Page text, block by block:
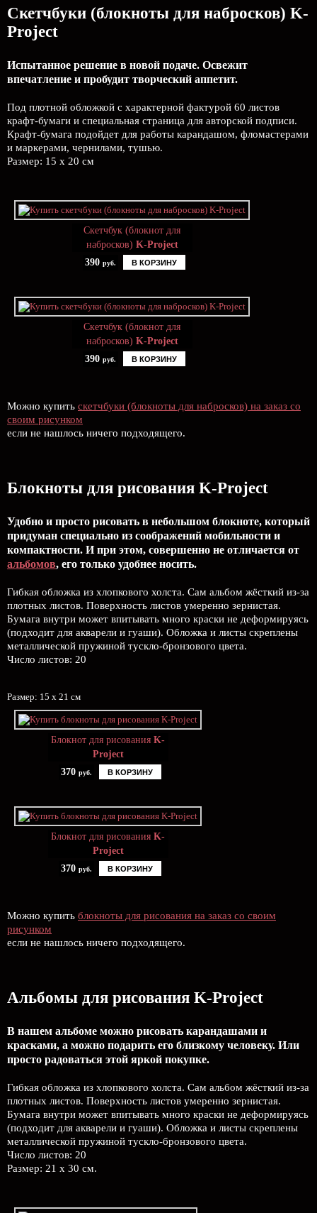
Скетчбуки (блокноты для набросков) K-
Project
Испытанное решение в новой подаче. Освежит
впечатление и пробудит творческий аппетит.
Под плотной обложкой с характерной фактурой 60 листов
крафт-бумаги и специальная страница для авторской подписи.
Крафт-бумага подойдет для работы карандашом, фломастерами
и маркерами, чернилами, тушью.
Размер: 15 х 20 см
Скетчбук (блокнот для
набросков) K-Project
390 руб. В КОРЗИНУ
Скетчбук (блокнот для
набросков) K-Project
390 руб. В КОРЗИНУ
Можно купить скетчбуки (блокноты для набросков) на заказ со
своим рисунком
если не нашлось ничего подходящего.
Блокноты для рисования K-Project
Удобно и просто рисовать в небольшом блокноте, который
придуман специально из соображений мобильности и
компактности. И при этом, совершенно не отличается от
альбомов, его только удобнее носить.
Гибкая обложка из хлопкового холста. Сам альбом жёсткий из-за
плотных листов. Поверхность листов умеренно зернистая.
Бумага внутри может впитывать много краски не деформируясь
(подходит для акварели и гуаши). Обложка и листы скреплены
металлической пружиной тускло-бронзового цвета.
Число листов: 20
Размер: 15 х 21 см
Блокнот для рисования K-
Project
370 руб. В КОРЗИНУ
Блокнот для рисования K-
Project
370 руб. В КОРЗИНУ
Можно купить блокноты для рисования на заказ со своим
рисунком
если не нашлось ничего подходящего.
Альбомы для рисования K-Project
В нашем альбоме можно рисовать карандашами и
красками, а можно подарить его близкому человеку. Или
просто радоваться этой яркой покупке.
Гибкая обложка из хлопкового холста. Сам альбом жёсткий из-за
плотных листов. Поверхность листов умеренно зернистая.
Бумага внутри может впитывать много краски не деформируясь
(подходит для акварели и гуаши). Обложка и листы скреплены
металлической пружиной тускло-бронзового цвета.
Число листов: 20
Размер: 21 х 30 см.